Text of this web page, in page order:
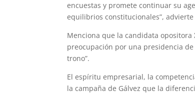
encuestas y promete continuar su
equilibrios constitucionales”, advierte
Menciona que la candidata
preocupación por una presidencia
trono”.
El espíritu empresarial, la
la campaña de Gálvez que la